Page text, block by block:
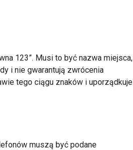
123”. Musi to być nazwa miejsca,
i nie gwarantują zwrócenia
tego ciągu znaków i uporządkuje
muszą być podane